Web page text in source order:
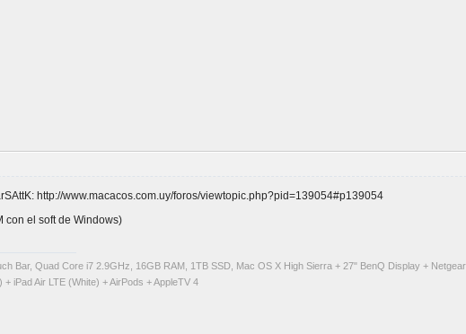
http://www.macacos.com.uy/foros/viewtopic.php?pid=139054#p139054
con el soft de Windows)
Bar, Quad Core i7 2.9GHz, 16GB RAM, 1TB SSD, Mac OS X High Sierra + 27" BenQ Display +
+ iPad Air LTE (White) + AirPods + AppleTV 4